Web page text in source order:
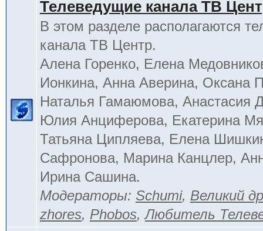
Телеведущие канала ТВ
В этом разделе располагаются
канала ТВ Центр.
Алена Горенко, Елена
Ионкина, Анна Аверина, Оксана
Наталья Гамаюмова, Анастасия
Юлия Анциферова, Екатерина
Татьяна Ципляева, Елена
Сафронова, Марина Канцлер,
Ирина Сашина.
Модераторы: Schumi, Великий
zhores, Phobos,Любитель